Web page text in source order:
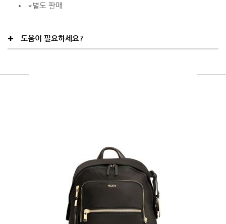
*별도 판매
도움이 필요하세요?